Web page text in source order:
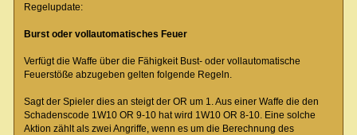
Regelupdate:
Burst oder vollautomatisches Feuer
Verfügt die Waffe über die Fähigkeit Bust- oder vollautomatische
Feuerstöße abzugeben gelten folgende Regeln.
Sagt der Spieler dies an steigt der OR um 1. Aus einer Waffe die den
Schadenscode 1W10 OR 9-10 hat wird 1W10 OR 8-10. Eine solche
Aktion zählt als zwei Angriffe, wenn es um die Berechnung des